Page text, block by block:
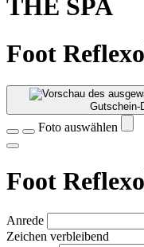
THE SPA
Foot
Gutschein-
Foto auswählen
Foot
Anrede
Zeichen verbleibend